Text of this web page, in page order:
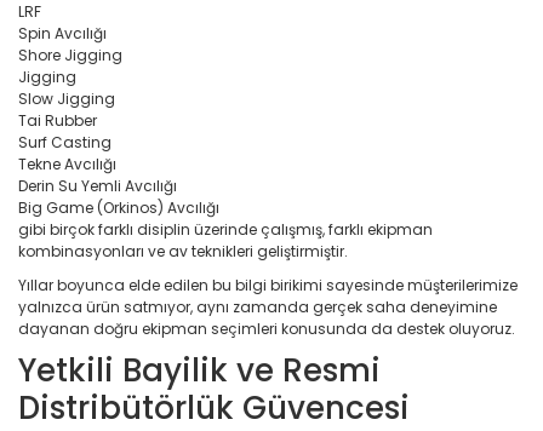
LRF
Spin Avcılığı
Shore Jigging
Jigging
Slow Jigging
Tai Rubber
Surf Casting
Tekne Avcılığı
Derin Su Yemli Avcılığı
Big Game (Orkinos) Avcılığı
gibi birçok farklı disiplin üzerinde çalışmış, farklı ekipman
kombinasyonları ve av teknikleri geliştirmiştir.
Yıllar boyunca elde edilen bu bilgi birikimi sayesinde müşterilerimize
yalnızca ürün satmıyor, aynı zamanda gerçek saha deneyimine
dayanan doğru ekipman seçimleri konusunda da destek oluyoruz.
Yetkili Bayilik ve Resmi
Distribütörlük Güvencesi